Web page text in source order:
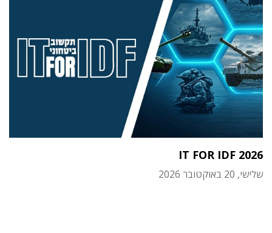
IT FOR IDF 2026
שלישי, 20 באוקטובר 2026